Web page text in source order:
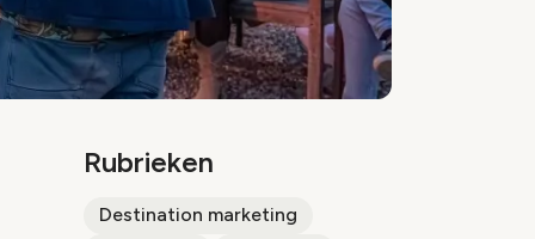
Rubrieken
Destination marketing